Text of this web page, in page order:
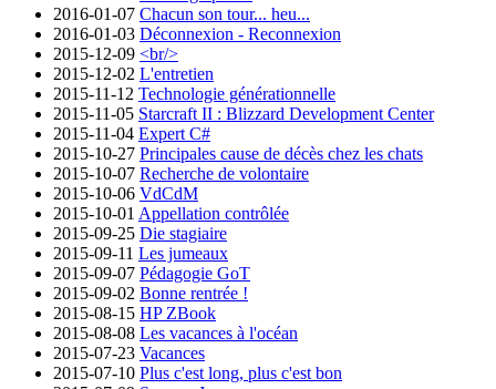
2016-01-07 Chacun son tour... heu...
2016-01-03 Déconnexion - Reconnexion
2015-12-09 <br/>
2015-12-02 L'entretien
2015-11-12 Technologie générationnelle
2015-11-05 Starcraft II : Blizzard Development Center
2015-11-04 Expert C#
2015-10-27 Principales cause de décès chez les chats
2015-10-07 Recherche de volontaire
2015-10-06 VdCdM
2015-10-01 Appellation contrôlée
2015-09-25 Die stagiaire
2015-09-11 Les jumeaux
2015-09-07 Pédagogie GoT
2015-09-02 Bonne rentrée !
2015-08-15 HP ZBook
2015-08-08 Les vacances à l'océan
2015-07-23 Vacances
2015-07-10 Plus c'est long, plus c'est bon